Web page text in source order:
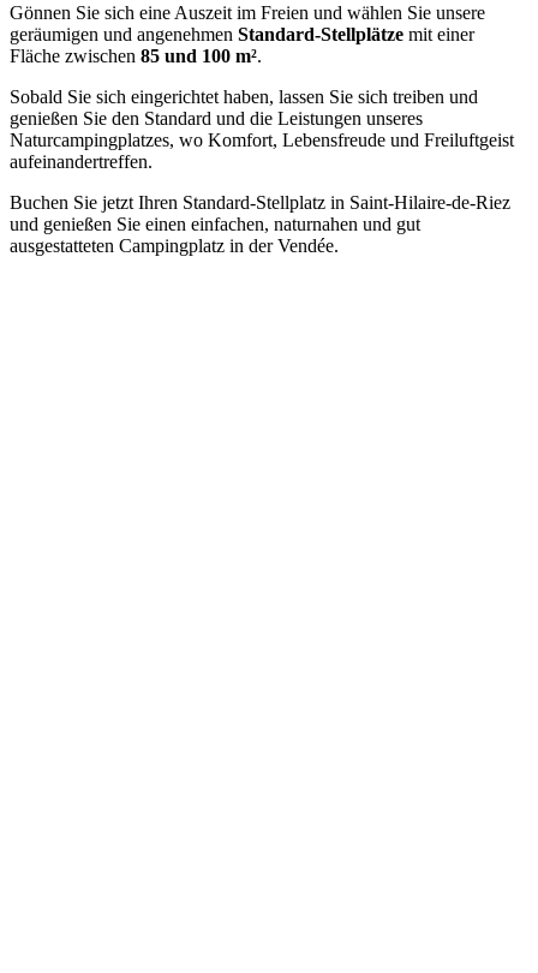
Gönnen Sie sich eine Auszeit im Freien und wählen Sie unsere
geräumigen und angenehmen Standard-Stellplätze mit einer
Fläche zwischen 85 und 100 m².
Sobald Sie sich eingerichtet haben, lassen Sie sich treiben und
genießen Sie den Standard und die Leistungen unseres
Naturcampingplatzes, wo Komfort, Lebensfreude und Freiluftgeist
aufeinandertreffen.
Buchen Sie jetzt Ihren Standard-Stellplatz in Saint-Hilaire-de-Riez
und genießen Sie einen einfachen, naturnahen und gut
ausgestatteten Campingplatz in der Vendée.